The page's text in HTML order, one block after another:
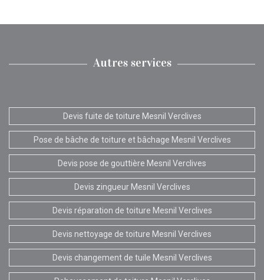
Autres services
Devis fuite de toiture Mesnil Verclives
Pose de bâche de toiture et bâchage Mesnil Verclives
Devis pose de gouttière Mesnil Verclives
Devis zingueur Mesnil Verclives
Devis réparation de toiture Mesnil Verclives
Devis nettoyage de toiture Mesnil Verclives
Devis changement de tuile Mesnil Verclives